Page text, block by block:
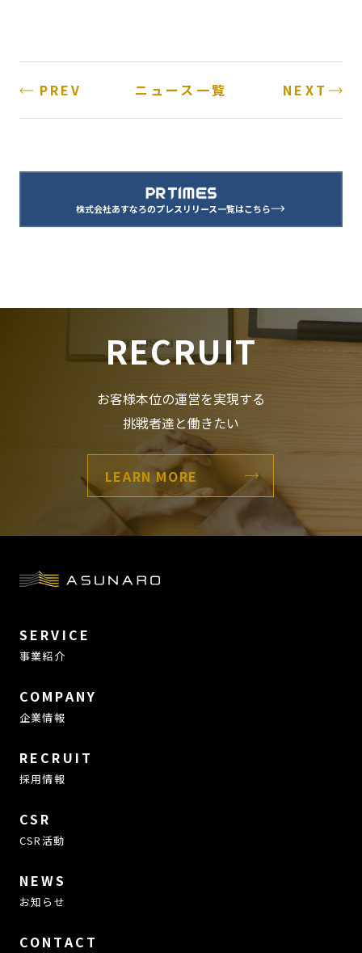
PREV NEXT
ニュース一覧
株式会社あすなろのプレスリリース一覧はこちら
RECRUIT
お客様本位の運営を実現する
挑戦者達と働きたい
LEARN MORE
SERVICE
事業紹介
COMPANY
企業情報
RECRUIT
採用情報
CSR
CSR活動
NEWS
お知らせ
CONTACT